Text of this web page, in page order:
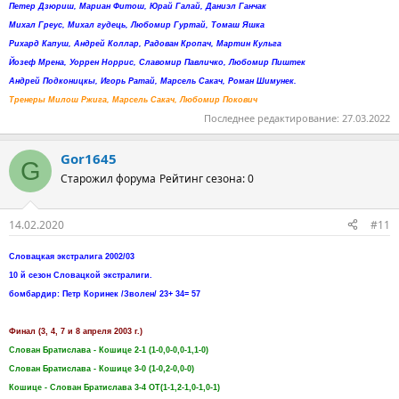
Петер Дзюриш, Мариан Фитош, Юрай Галай, Даниэл Ганчак
Михал Греус, Михал гудець, Любомир Гуртай, Томаш Яшка
Рихард Капуш, Андрей Коллар, Радован Кропач, Мартин Кульга
Йозеф Мрена, Уоррен Норрис, Славомир Павличко, Любомир Пиштек
Андрей Подконицкы, Игорь Ратай, Марсель Сакач, Роман Шимунек.
Тренеры Милош Ржига, Марсель Сакач, Любомир Покович
Последнее редактирование: 27.03.2022
G Gor1645
Старожил форума Рейтинг сезона: 0
14.02.2020 #11
Словацкая экстралига 2002/03
10 й сезон Словацкой экстралиги.
бомбардир: Петр Коринек /Зволен/ 23+ 34= 57
Финал (3, 4, 7 и 8 апреля 2003 г.)
Слован Братислава - Кошице 2-1 (1-0,0-0,0-1,1-0)
Слован Братислава - Кошице 3-0 (1-0,2-0,0-0)
Кошице - Слован Братислава 3-4 ОТ(1-1,2-1,0-1,0-1)